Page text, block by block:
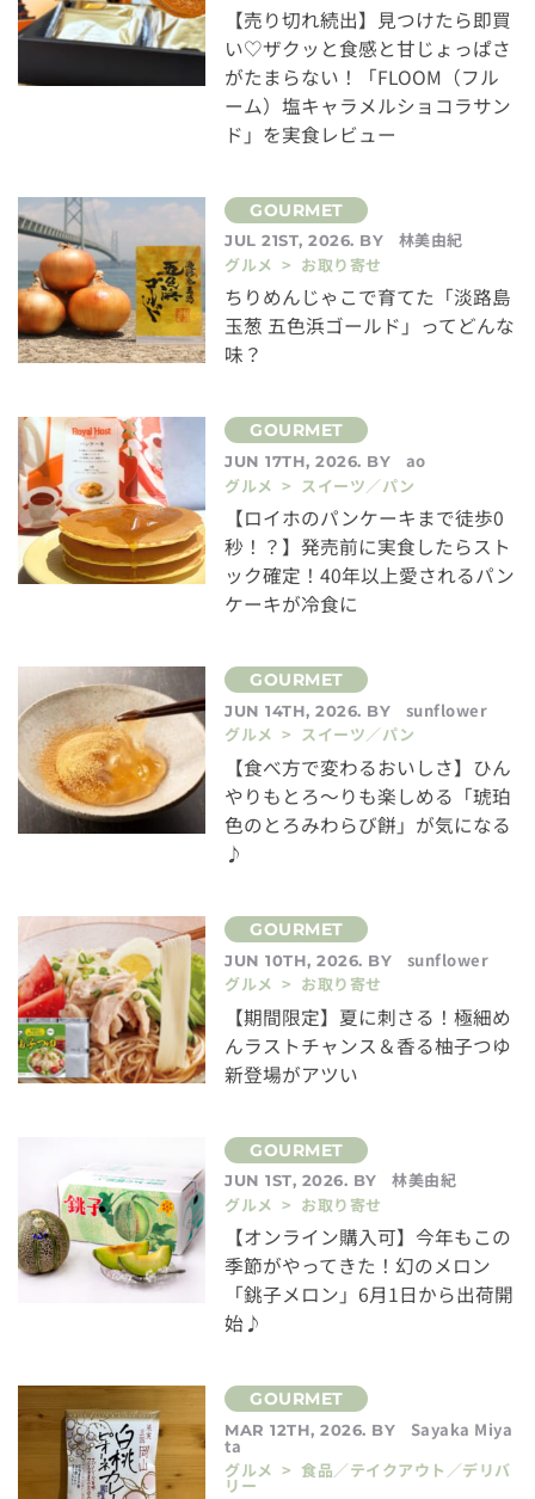
【売り切れ続出】見つけたら即買
い♡ザクッと食感と甘じょっぱさ
がたまらない！「FLOOM（フル
ーム）塩キャラメルショコラサン
ド」を実食レビュー
JUL 21ST, 2026. BY
林美由紀
グルメ > お取り寄せ
ちりめんじゃこで育てた「淡路島
玉葱 五色浜ゴールド」ってどんな
味？
JUN 17TH, 2026. BY
ao
グルメ > スイーツ／パン
【ロイホのパンケーキまで徒歩0
秒！？】発売前に実食したらスト
ック確定！40年以上愛されるパン
ケーキが冷食に
JUN 14TH, 2026. BY
sunflower
グルメ > スイーツ／パン
【食べ方で変わるおいしさ】ひん
やりもとろ〜りも楽しめる「琥珀
色のとろみわらび餅」が気になる
♪
JUN 10TH, 2026. BY
sunflower
グルメ > お取り寄せ
【期間限定】夏に刺さる！極細め
んラストチャンス＆香る柚子つゆ
新登場がアツい
JUN 1ST, 2026. BY
林美由紀
グルメ > お取り寄せ
【オンライン購入可】今年もこの
季節がやってきた！幻のメロン
「銚子メロン」6月1日から出荷開
始♪
MAR 12TH, 2026. BY Sayaka Miya
ta
グルメ > 食品／テイクアウト／デリバ
リー